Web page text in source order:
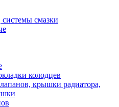
смазки
колодцев
крышки радиатора,